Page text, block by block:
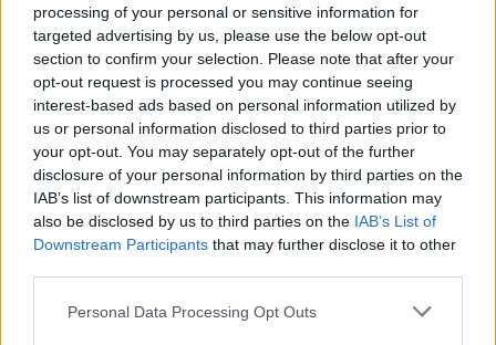
processing of your personal or sensitive information for
targeted advertising by us, please use the below opt-out
section to confirm your selection. Please note that after your
opt-out request is processed you may continue seeing
interest-based ads based on personal information utilized by
us or personal information disclosed to third parties prior to
your opt-out. You may separately opt-out of the further
disclosure of your personal information by third parties on the
IAB’s list of downstream participants. This information may
also be disclosed by us to third parties on the IAB’s List of
Downstream Participants that may further disclose it to other
Please note that this website/app uses one or more Google
Personal Data Processing Opt Outs
Opozorilo: Po 297. členu Kazenskega zakonika je
posameznik kazensko odgovoren za javno spodbujanje
sovraštva, nasilja ali nestrpnosti. Komentarji z žaljivimi,
rasističnimi, diskriminatornimi ali nezakonitimi vsebinami bodo
odstranjeni. Pravila komentiranja →
Failed to fetch
Oglasno sporočilo | Naročnik:Kmetija Tibaot